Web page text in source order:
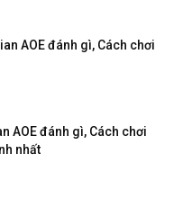
AOE đánh gì, Cách chơi
AOE đánh gì, Cách chơi
nhất